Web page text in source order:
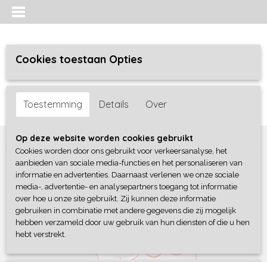
Inloggen Registreren
Home >Bedtextiel> Kussens>Silvana Support Oranje
Cookies toestaan Opties
Toestemming Details Over
Op deze website worden cookies gebruikt
Cookies worden door ons gebruikt voor verkeersanalyse, het
aanbieden van sociale media-functies en het personaliseren van
informatie en advertenties. Daarnaast verlenen we onze sociale
media-, advertentie- en analysepartners toegang tot informatie
over hoe u onze site gebruikt. Zij kunnen deze informatie
gebruiken in combinatie met andere gegevens die zij mogelijk
hebben verzameld door uw gebruik van hun diensten of die u hen
hebt verstrekt.